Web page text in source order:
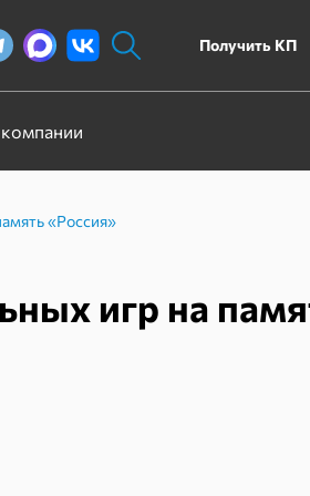
Получить КП
«Россия»
игр на